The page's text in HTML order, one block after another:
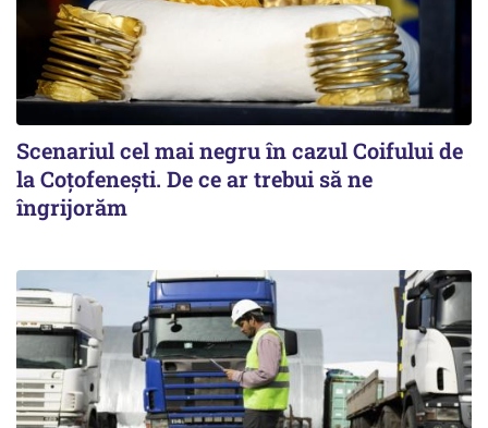
Scenariul cel mai negru în cazul Coifului de
la Coțofenești. De ce ar trebui să ne
îngrijorăm